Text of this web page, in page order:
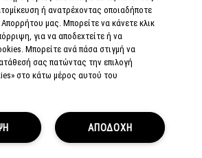
CONNECT
PRIVACY POLICY
& CONDITIONS
TERMS OF SALE
ή ανατρέχοντας οποιαδήποτε
μας. Μπορείτε να κάνετε κλικ
για να αποδεχτείτε ή να
Μπορείτε ανά πάσα στιγμή να
σας πατώντας την επιλογή
στο κάτω μέρος αυτού του
ΑΠΟΔΟΧΗ